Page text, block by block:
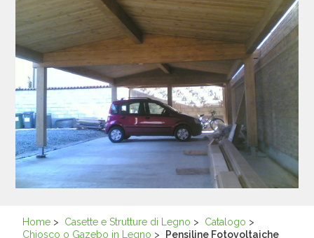
Home > Casette e Strutture di Legno > Catalogo >
Chiosco o Gazebo in Legno > Pensiline Fotovoltaiche